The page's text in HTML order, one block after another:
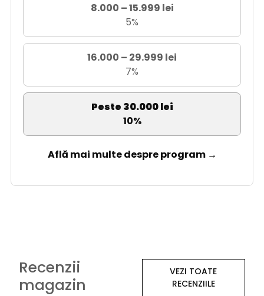
8.000 – 15.999 lei
5%
16.000 – 29.999 lei
7%
Peste 30.000 lei
10%
Află mai multe despre program →
Recenzii
magazin
VEZI TOATE
RECENZIILE